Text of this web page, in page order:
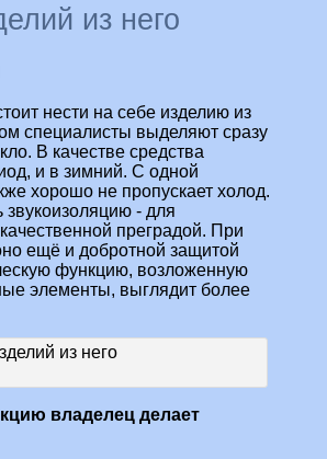
из него
нести на себе изделию из
специалисты выделяют сразу
В качестве средства
и в зимний. С одной
хорошо не пропускает холод.
- для
преградой. При
ещё и добротной защитой
функцию, возложенную
элементы, выглядит более
владелец делает